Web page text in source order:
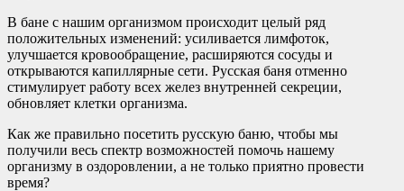
В бане с нашим организмом происходит целый ряд
положительных изменений: усиливается лимфоток,
улучшается кровообращение, расширяются сосуды и
открываются капиллярные сети. Русская баня отменно
стимулирует работу всех желез внутренней секреции,
обновляет клетки организма.
Как же правильно посетить русскую баню, чтобы мы
получили весь спектр возможностей помочь нашему
организму в оздоровлении, а не только приятно провести
время?